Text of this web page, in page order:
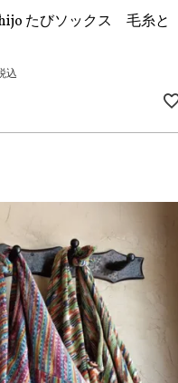
たびソックス 毛糸と
込